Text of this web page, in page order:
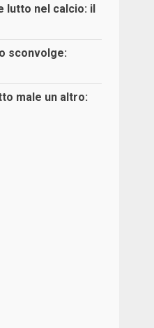
lutto nel calcio: il
sconvolge:
male un altro: